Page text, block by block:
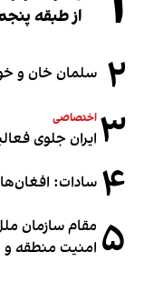
از طبقه
۲ سلمان خان و
۳ اختصاصی
ایران جلوی
۴ سادات:
۵ مقام سازمان
امنیت منطقه و